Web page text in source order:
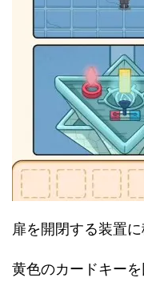
扉を開閉する装置に
黄色のカードキーを